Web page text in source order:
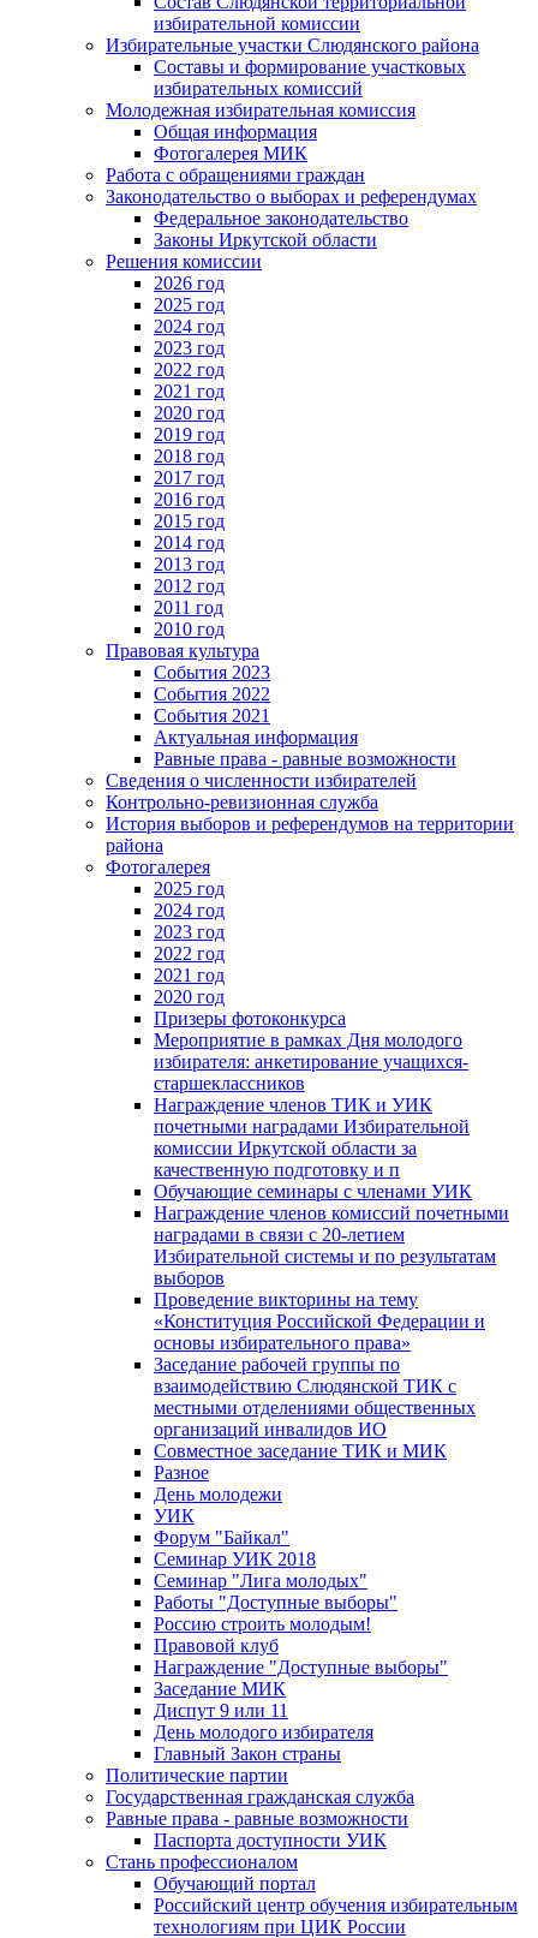
избирательной комиссии
Избирательные участки Слюдянского района
Составы и формирование участковых
избирательных комиссий
Молодежная избирательная комиссия
Общая информация
Фотогалерея МИК
Работа с обращениями граждан
Законодательство о выборах и референдумах
Федеральное законодательство
Законы Иркутской области
Решения комиссии
2026 год
2025 год
2024 год
2023 год
2022 год
2021 год
2020 год
2019 год
2018 год
2017 год
2016 год
2015 год
2014 год
2013 год
2012 год
2011 год
2010 год
Правовая культура
События 2023
События 2022
События 2021
Актуальная информация
Равные права - равные возможности
Сведения о численности избирателей
Контрольно-ревизионная служба
История выборов и референдумов на территории
района
Фотогалерея
2025 год
2024 год
2023 год
2022 год
2021 год
2020 год
Призеры фотоконкурса
Мероприятие в рамках Дня молодого
избирателя: анкетирование учащихся-
старшеклассников
Награждение членов ТИК и УИК
почетными наградами Избирательной
комиссии Иркутской области за
качественную подготовку и п
Обучающие семинары с членами УИК
Награждение членов комиссий почетными
наградами в связи с 20-летием
Избирательной системы и по результатам
выборов
Проведение викторины на тему
«Конституция Российской Федерации и
основы избирательного права»
Заседание рабочей группы по
взаимодействию Слюдянской ТИК с
местными отделениями общественных
организаций инвалидов ИО
Совместное заседание ТИК и МИК
Разное
День молодежи
УИК
Форум "Байкал"
Семинар УИК 2018
Семинар "Лига молодых"
Работы "Доступные выборы"
Россию строить молодым!
Правовой клуб
Награждение "Доступные выборы"
Заседание МИК
Диспут 9 или 11
День молодого избирателя
Главный Закон страны
Политические партии
Государственная гражданская служба
Равные права - равные возможности
Паспорта доступности УИК
Стань профессионалом
Обучающий портал
Российский центр обучения избирательным
технологиям при ЦИК России